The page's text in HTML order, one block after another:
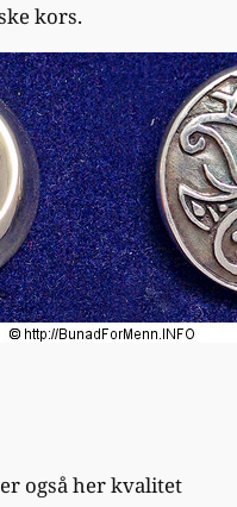
kors.
også her kvalitet